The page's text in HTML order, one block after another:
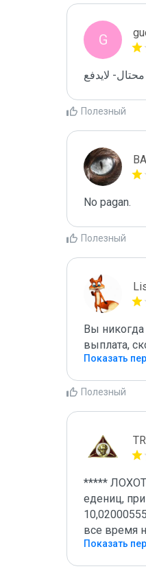
G
Полезный
No pagan.
Полезный
Вы
выплата,
Показать
Полезный
*****
едениц,
все время
Показать